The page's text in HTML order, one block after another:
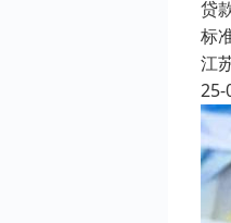
贷
标
江
25-